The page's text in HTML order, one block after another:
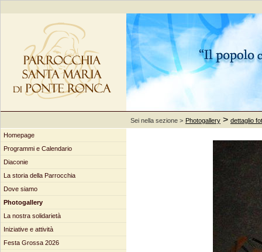
Sei nella sezione > Photogallery > dettaglio
Homepage
Programmi e Calendario
Diaconie
La storia della Parrocchia
Dove siamo
Photogallery
La nostra solidarietà
Iniziative e attività
Festa Grossa 2026